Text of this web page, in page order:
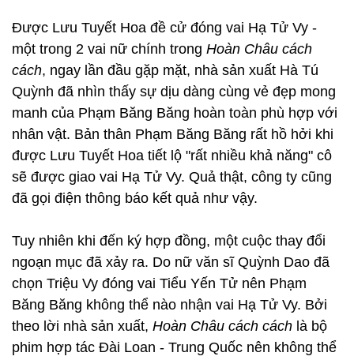
Được Lưu Tuyết Hoa đề cử đóng vai Hạ Tử Vy -
một trong 2 vai nữ chính trong Hoàn Châu cách
cách, ngay lần đầu gặp mặt, nhà sản xuất Hà Tú
Quỳnh đã nhìn thấy sự dịu dàng cùng vẻ đẹp mong
manh của Phạm Băng Băng hoàn toàn phù hợp với
nhân vật. Bản thân Phạm Băng Băng rất hồ hởi khi
được Lưu Tuyết Hoa tiết lộ "rất nhiều khả năng" cô
sẽ được giao vai Hạ Tử Vy. Quả thật, công ty cũng
đã gọi điện thông báo kết quả như vậy.
Tuy nhiên khi đến ký hợp đồng, một cuộc thay đổi
ngoạn mục đã xảy ra. Do nữ văn sĩ Quỳnh Dao đã
chọn Triệu Vy đóng vai Tiểu Yến Tử nên Phạm
Băng Băng không thể nào nhận vai Hạ Tử Vy. Bởi
theo lời nhà sản xuất, Hoàn Châu cách cách là bộ
phim hợp tác Đài Loan - Trung Quốc nên không thể